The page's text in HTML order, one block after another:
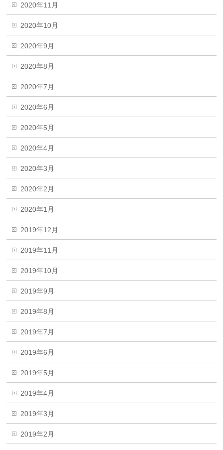
2020年11月
2020年10月
2020年9月
2020年8月
2020年7月
2020年6月
2020年5月
2020年4月
2020年3月
2020年2月
2020年1月
2019年12月
2019年11月
2019年10月
2019年9月
2019年8月
2019年7月
2019年6月
2019年5月
2019年4月
2019年3月
2019年2月